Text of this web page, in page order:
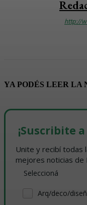
http://
YA PODÉS LEER LA
¡Suscribite
Unite y recibí todas
mejores noticias de
Seleccioná
Arq/deco/